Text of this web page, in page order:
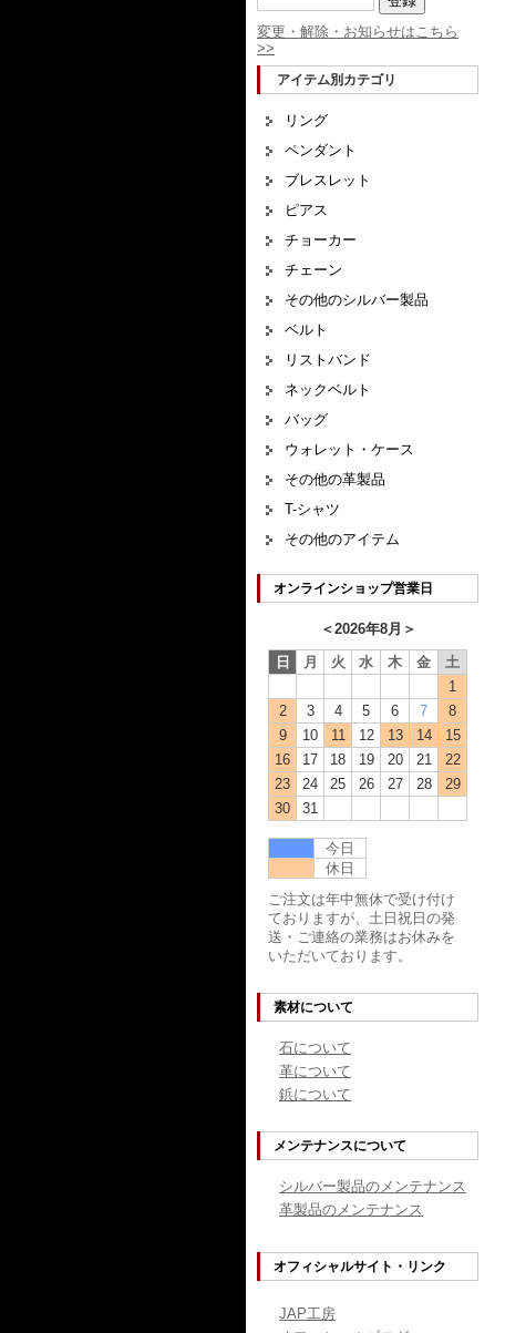
変更・解除・お知らせはこちら
>>
アイテム別カテゴリ
リング
ペンダント
ブレスレット
ピアス
チョーカー
チェーン
その他のシルバー製品
ベルト
リストバンド
ネックベルト
バッグ
ウォレット・ケース
その他の革製品
T-シャツ
その他のアイテム
オンラインショップ営業日
＜2026年8月 ＞
日
月 火 水 木 金
土
1
2
3 4 5 6 7
8
9
10 11 12 13 14
15
16
17 18 19 20 21
22
23
24 25 26 27 28
29
30
31
今日
休日
ご注文は年中無休で受け付け
ておりますが、土日祝日の発
送・ご連絡の業務はお休みを
いただいております。
素材について
石について
革について
鋲について
メンテナンスについて
シルバー製品のメンテナンス
革製品のメンテナンス
オフィシャルサイト・リンク
JAP工房